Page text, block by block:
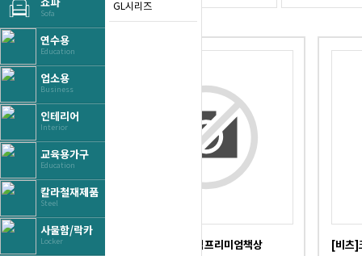
Sofa
연수용
Education
업소용
Business
인테리어
Interior
교육용가구
Education
칼라철재제품
Steel
사물함/락카
Locker
GL시리즈
[비츠]라플라스중역프리미엄책상 [비츠]